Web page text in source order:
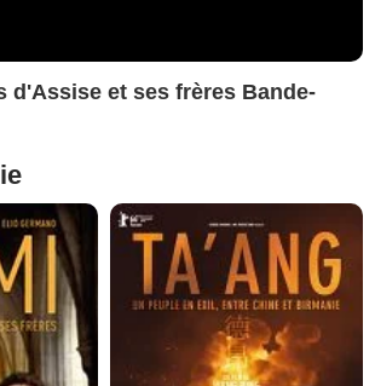
d'Assise et ses frères Bande-